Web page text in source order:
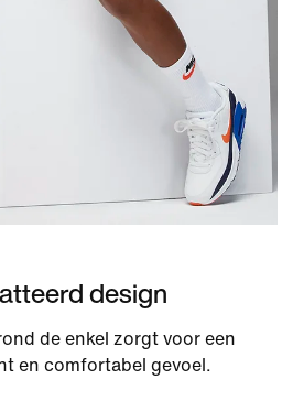
design
de enkel zorgt voor een
en comfortabel gevoel.